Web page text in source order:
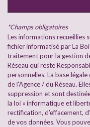
Bureau de poste
Mairie
statistiques
Nombre d'habitants
Propriétaires (vs.
Taxe habitation
*Champs obligatoires
Les informations recueillies
fichier informatisé par La
traitement pour la gestion
Réseau qui reste
personnelles. La base
de l'Agence / du Réseau.
suppression et sont
la loi « informatique et
rectification, d’effacement,
de vos données. Vous